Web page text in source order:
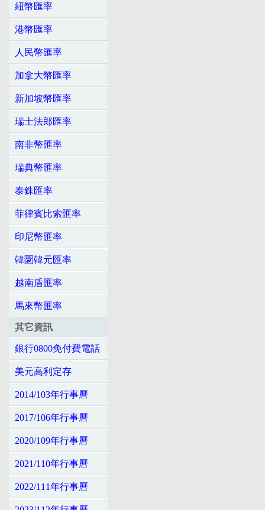
紐幣匯率
港幣匯率
人民幣匯率
加拿大幣匯率
新加坡幣匯率
瑞士法郎匯率
南非幣匯率
瑞典幣匯率
泰銖匯率
菲律賓比索匯率
印尼幣匯率
韓圜韓元匯率
越南盾匯率
馬來幣匯率
其它資訊
銀行0800免付費電話
美元高利定存
2014/103年行事曆
2017/106年行事曆
2020/109年行事曆
2021/110年行事曆
2022/111年行事曆